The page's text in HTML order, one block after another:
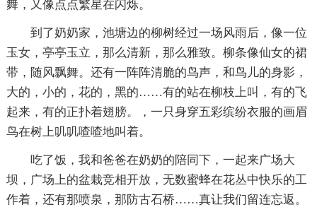
舞，又像点点繁星在闪烁。
到了奶奶家，池塘边的柳树经过一场风雨后，像一位
玉女，亭亭玉立，那么清新，那么雅致。柳条像仙女的裙
带，随风飘舞。还有一阵阵清脆的鸟声，和鸟儿的身影，
大的，小的，花的，黑的……有的站在柳枝上叫，有的飞
起来，有的正扑着翅膀。，一只身穿五彩缤纷衣服的画眉
鸟在树上叽叽喳喳地叫着。
吃了饭，我和爸爸在奶奶的陪同下，一起来广场大
坝，广场上的盆栽竞相开放，无数蜜蜂在花丛中快乐的工
作着，还有那喷泉，那防古石桥……真让我们留连忘返。